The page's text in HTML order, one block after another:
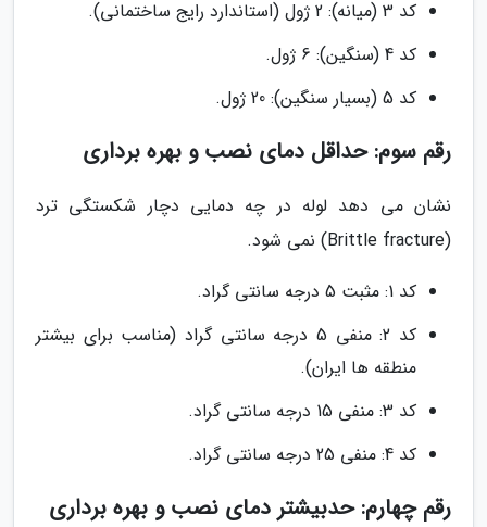
کد 3 (میانه): 2 ژول (استاندارد رایج ساختمانی).
کد 4 (سنگین): 6 ژول.
کد 5 (بسیار سنگین): 20 ژول.
رقم سوم: حداقل دمای نصب و بهره برداری
نشان می دهد لوله در چه دمایی دچار شکستگی ترد
(Brittle fracture) نمی شود.
کد 1: مثبت 5 درجه سانتی گراد.
کد 2: منفی 5 درجه سانتی گراد (مناسب برای بیشتر
منطقه ها ایران).
کد 3: منفی 15 درجه سانتی گراد.
کد 4: منفی 25 درجه سانتی گراد.
رقم چهارم: حدبیشتر دمای نصب و بهره برداری